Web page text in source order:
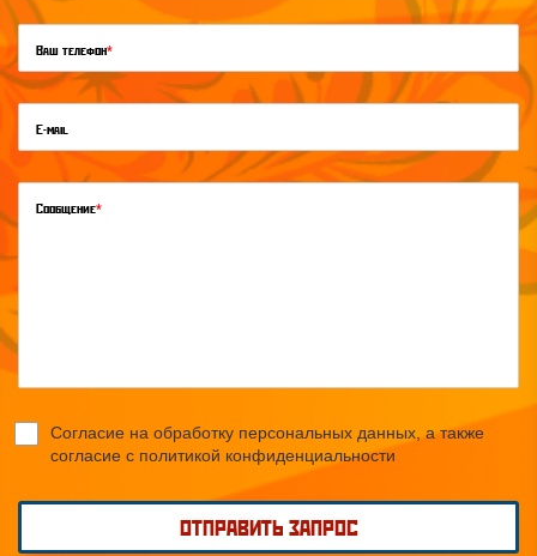
Ваш телефон*
E-mail
Сообщение*
Согласие на обработку персональных данных, а также
согласие с политикой конфиденциальности
ОТПРАВИТЬ ЗАПРОС